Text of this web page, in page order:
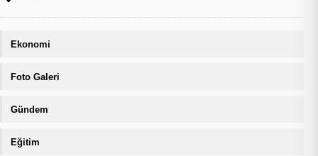
Ekonomi
Foto Galeri
Gündem
Eğitim